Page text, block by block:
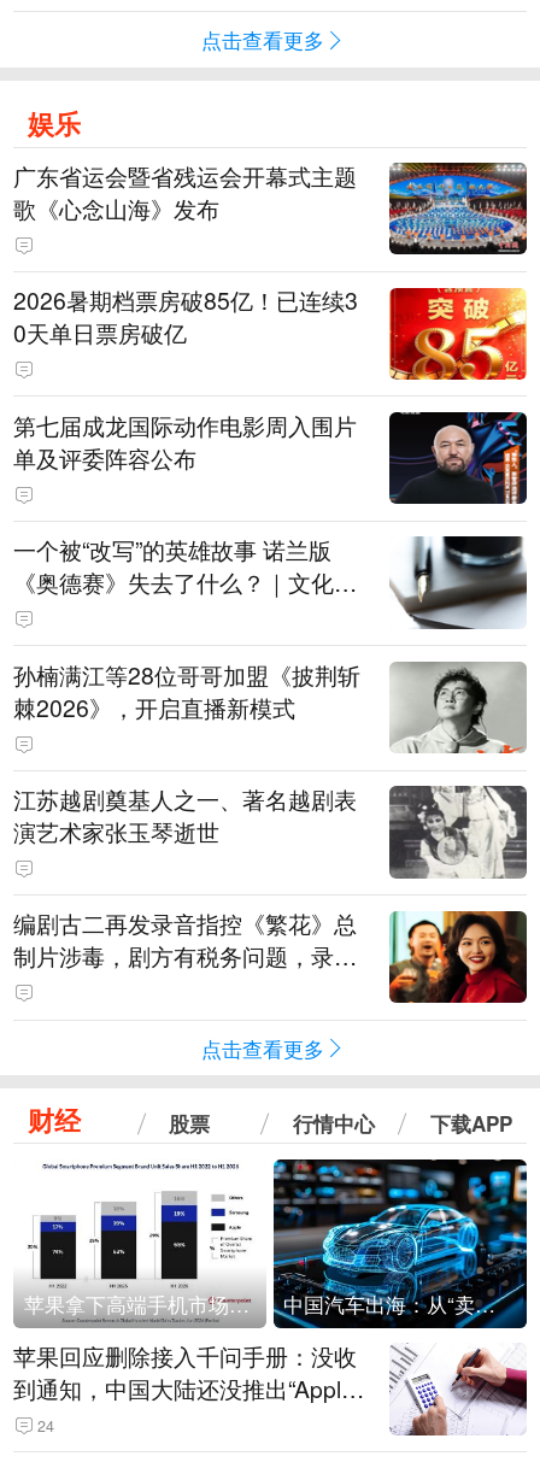
点击查看更多
娱乐
广东省运会暨省残运会开幕式主题
歌《心念山海》发布
2026暑期档票房破85亿！已连续3
0天单日票房破亿
第七届成龙国际动作电影周入围片
单及评委阵容公布
一个被“改写”的英雄故事 诺兰版
《奥德赛》失去了什么？｜文化观
察
孙楠满江等28位哥哥加盟《披荆斩
棘2026》，开启直播新模式
江苏越剧奠基人之一、著名越剧表
演艺术家张玉琴逝世
编剧古二再发录音指控《繁花》总
制片涉毒，剧方有税务问题，录音
中王家卫称“一点够了，要不然又要
出事”
点击查看更多
财经 股票 行情中心 下载APP
苹果拿下高端手机市场65%的份额：iPhone 17系列功不可没 中国汽车出海：从“卖出去”到“走进去”
苹果回应删除接入千问手册：没收
到通知，中国大陆还没推出“Apple
智能使用千问”功能
24